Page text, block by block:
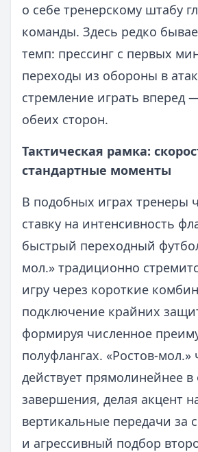
о себе тренерскому штабу
команды. Здесь редко
темп: прессинг с первых
переходы из обороны в
стремление играть вперед
обеих сторон.
Тактическая рамка:
стандартные моменты
В подобных играх тренеры
ставку на интенсивность
быстрый переходный
мол.» традиционно
игру через короткие
подключение крайних
формируя численное
полуфлангах. «Ростов-
действует прямолинейнее в
завершения, делая акцент
вертикальные передачи за
и агрессивный подбор